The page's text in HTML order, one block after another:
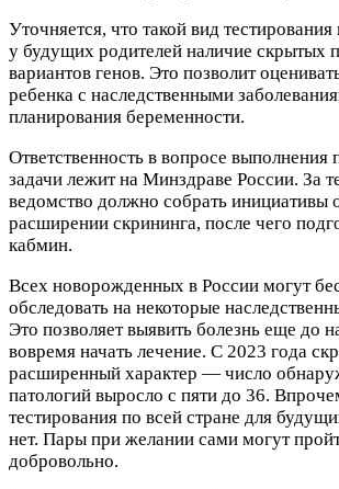
Уточняется, что такой вид
у будущих родителей наличие скрытых
вариантов генов. Это позволит
ребенка с наследственными
планирования беременности.
Ответственность в вопросе выполнения
задачи лежит на Минздраве России. За
ведомство должно собрать инициативы
расширении скрининга, после чего
кабмин.
Всех новорожденных в России могут
обследовать на некоторые
Это позволяет выявить болезнь еще до
вовремя начать лечение. С 2023 года
расширенный характер — число
патологий выросло с пяти до 36.
тестирования по всей стране для
нет. Пары при желании сами могут
добровольно.